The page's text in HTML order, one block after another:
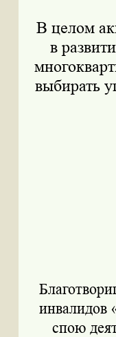
В целом
в
выбирать
инвалидов
спою